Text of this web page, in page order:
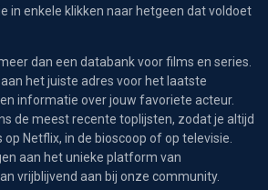
in enkele klikken naar hetgeen dat voldoet
dan een databank voor films en series.
het juiste adres voor het laatste
informatie over jouw favoriete acteur.
de meest recente toplijsten, zodat je altijd
Netflix, in de bioscoop of op televisie.
aan het unieke platform van
vrijblijvend aan bij onze community.